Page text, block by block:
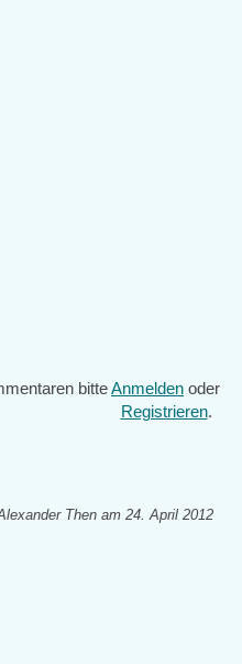
bitteAnmelden oder
Registrieren.
Then am 24. April 2012